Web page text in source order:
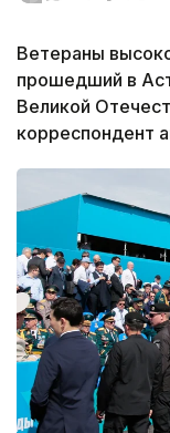
Ветераны
прошедший в
Великой
корреспондент